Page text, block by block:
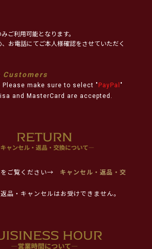
ご利用可能となります。
お電話にてご本人様確認をさせていただく
Customers
Please make sure to select " PayPal "
and MasterCard are accepted.
ご覧ください→
キャンセル・返品・交
品・キャンセルはお受けできません。